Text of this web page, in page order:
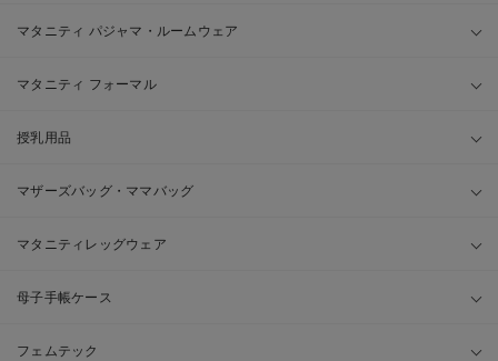
マタニティ パジャマ・ルームウェア
マタニティ フォーマル
授乳用品
マザーズバッグ・ママバッグ
マタニティレッグウェア
母子手帳ケース
フェムテック